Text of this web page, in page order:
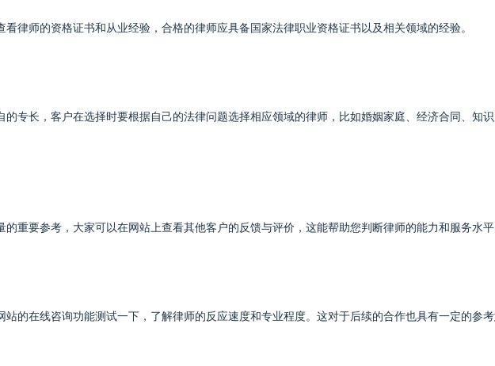
律师的资格证书和从业经验，合格的律师应具备国家法律职业资格证书以及相关领域的经验。
的专长，客户在选择时要根据自己的法律问题选择相应领域的律师，比如婚姻家庭、经济合同、知
的重要参考，大家可以在网站上查看其他客户的反馈与评价，这能帮助您判断律师的能力和服务水
站的在线咨询功能测试一下，了解律师的反应速度和专业程度。这对于后续的合作也具有一定的参